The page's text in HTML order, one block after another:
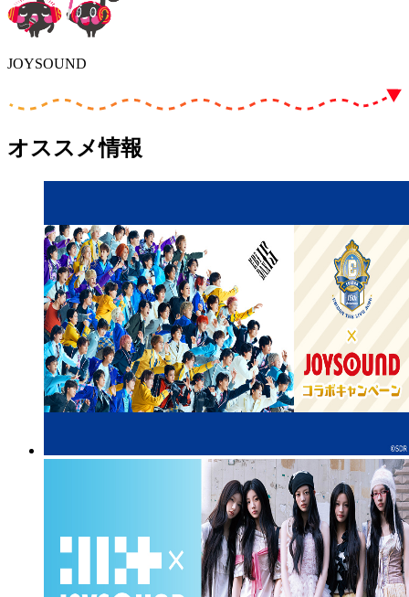
JOYSOUND
オススメ情報